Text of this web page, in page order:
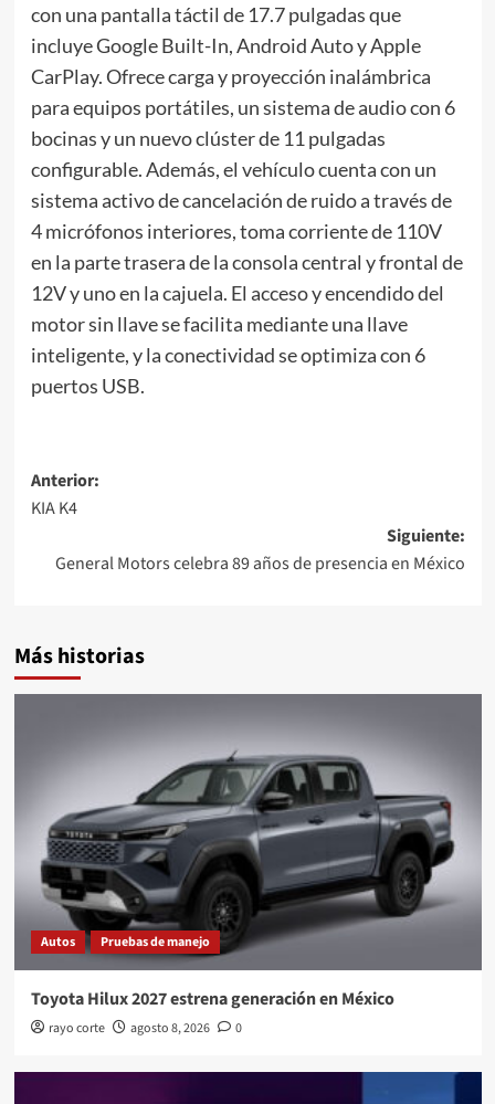
con una pantalla táctil de 17.7 pulgadas que
incluye Google Built-In, Android Auto y Apple
CarPlay. Ofrece carga y proyección inalámbrica
para equipos portátiles, un sistema de audio con 6
bocinas y un nuevo clúster de 11 pulgadas
configurable. Además, el vehículo cuenta con un
sistema activo de cancelación de ruido a través de
4 micrófonos interiores, toma corriente de 110V
en la parte trasera de la consola central y frontal de
12V y uno en la cajuela. El acceso y encendido del
motor sin llave se facilita mediante una llave
inteligente, y la conectividad se optimiza con 6
puertos USB.
Navegación
de
entradas
Anterior:
KIA K4
Siguiente:
General Motors celebra 89 años de presencia en México
Más historias
Autos Pruebas de manejo
Toyota Hilux 2027 estrena generación en México
rayo corte agosto 8, 2026 0